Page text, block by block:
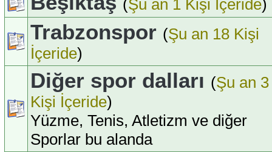
(Şu an 1 Kişi İçeride)
Trabzonspor (Şu an 18 Kişi
İçeride)
Diğer spor dalları (Şu an 3
Kişi İçeride)
Yüzme, Tenis, Atletizm ve diğer
Sporlar bu alanda